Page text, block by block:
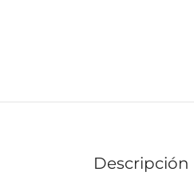
Descripción